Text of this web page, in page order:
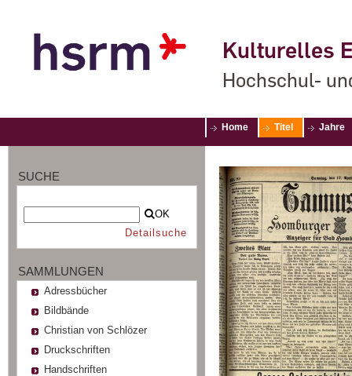
Kulturelles
Hochschul-
Home Titel Jahre
SUCHE
OK
Detailsuche
SAMMLUNGEN
Adressbücher
Bildbände
Christian von Schlözer
Druckschriften
Handschriften